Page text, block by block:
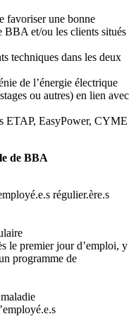
favoriser une bonne
BBA et/ou les clients situés
techniques dans les deux
de l’énergie électrique
ou autres) en lien avec
ETAP, EasyPower, CYME
de BBA
régulier.ère.s
le premier jour d’emploi, y
programme de